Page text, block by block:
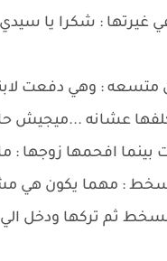
غيرتها : شكرا يا
متسعه : وهي دفعت
عشانه ...ميجيش
افحمها زوجها :
: مهما يكون هي
ثم تركها ودخل